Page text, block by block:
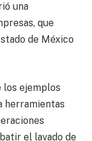
una
que
de México
los ejemplos
herramientas
el lavado de